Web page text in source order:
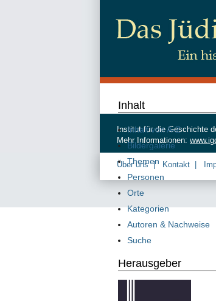
Inhalt
Inhalt von A-Z
Bildergalerie
Themen
Personen
Orte
Kategorien
Autoren & Nachweise
Suche
Herausgeber
Institut für die Geschichte
Mehr Informationen:
Über uns Kontakt